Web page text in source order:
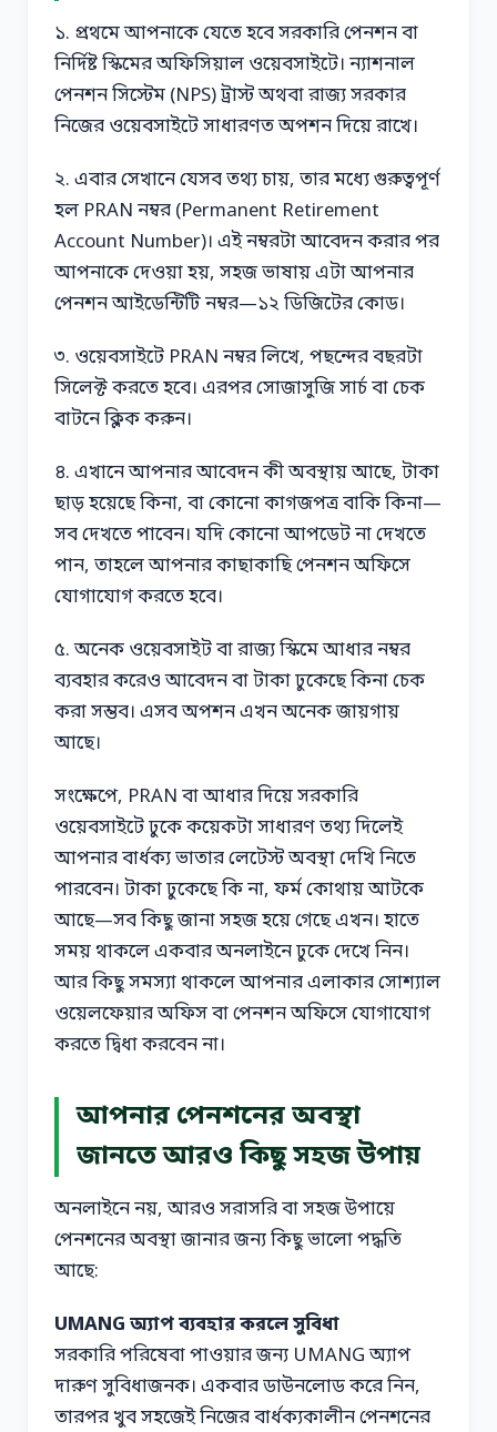
১. প্রথমে আপনাকে যেতে হবে সরকারি পেনশন বা
নির্দিষ্ট স্কিমের অফিসিয়াল ওয়েবসাইটে। ন্যাশনাল
পেনশন সিস্টেম (NPS) ট্রাস্ট অথবা রাজ্য সরকার
নিজের ওয়েবসাইটে সাধারণত অপশন দিয়ে রাখে।
২. এবার সেখানে যেসব তথ্য চায়, তার মধ্যে গুরুত্বপূর্ণ
হল PRAN নম্বর (Permanent Retirement
Account Number)। এই নম্বরটা আবেদন করার পর
আপনাকে দেওয়া হয়, সহজ ভাষায় এটা আপনার
পেনশন আইডেন্টিটি নম্বর—১২ ডিজিটের কোড।
৩. ওয়েবসাইটে PRAN নম্বর লিখে, পছন্দের বছরটা
সিলেক্ট করতে হবে। এরপর সোজাসুজি সার্চ বা চেক
বাটনে ক্লিক করুন।
৪. এখানে আপনার আবেদন কী অবস্থায় আছে, টাকা
ছাড় হয়েছে কিনা, বা কোনো কাগজপত্র বাকি কিনা—
সব দেখতে পাবেন। যদি কোনো আপডেট না দেখতে
পান, তাহলে আপনার কাছাকাছি পেনশন অফিসে
যোগাযোগ করতে হবে।
৫. অনেক ওয়েবসাইট বা রাজ্য স্কিমে আধার নম্বর
ব্যবহার করেও আবেদন বা টাকা ঢুকেছে কিনা চেক
করা সম্ভব। এসব অপশন এখন অনেক জায়গায়
আছে।
সংক্ষেপে, PRAN বা আধার দিয়ে সরকারি
ওয়েবসাইটে ঢুকে কয়েকটা সাধারণ তথ্য দিলেই
আপনার বার্ধক্য ভাতার লেটেস্ট অবস্থা দেখি নিতে
পারবেন। টাকা ঢুকেছে কি না, ফর্ম কোথায় আটকে
আছে—সব কিছু জানা সহজ হয়ে গেছে এখন। হাতে
সময় থাকলে একবার অনলাইনে ঢুকে দেখে নিন।
আর কিছু সমস্যা থাকলে আপনার এলাকার সোশ্যাল
ওয়েলফেয়ার অফিস বা পেনশন অফিসে যোগাযোগ
করতে দ্বিধা করবেন না।
আপনার পেনশনের অবস্থা
জানতে আরও কিছু সহজ উপায়
অনলাইনে নয়, আরও সরাসরি বা সহজ উপায়ে
পেনশনের অবস্থা জানার জন্য কিছু ভালো পদ্ধতি
আছে:
UMANG অ্যাপ ব্যবহার করলে সুবিধা
সরকারি পরিষেবা পাওয়ার জন্য UMANG অ্যাপ
দারুণ সুবিধাজনক। একবার ডাউনলোড করে নিন,
তারপর খুব সহজেই নিজের বার্ধক্যকালীন পেনশনের